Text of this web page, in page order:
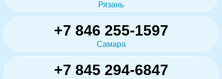
Рязань
+7 846 255-1597
Самара
+7 845 294-6847